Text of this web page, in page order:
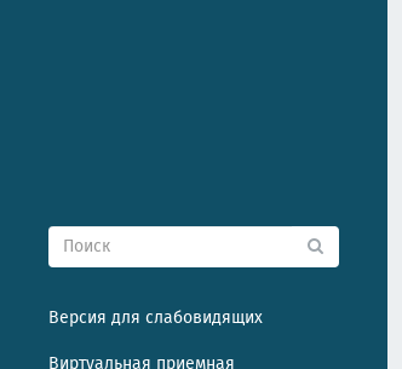
Версия для слабовидящих